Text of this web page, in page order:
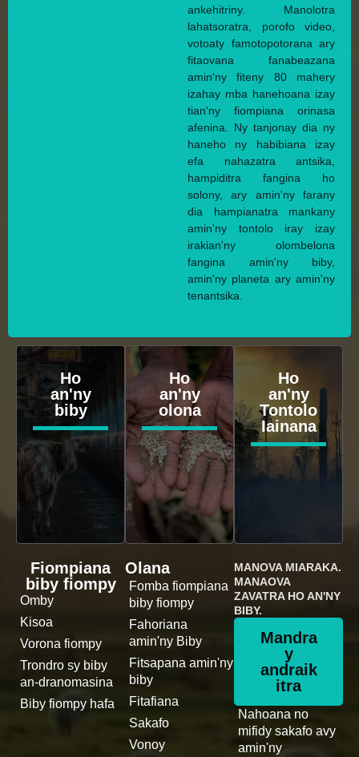
ankehitriny. Manolotra
lahatsoratra, porofo video,
votoaty famotopotorana ary
fitaovana fanabeazana
amin'ny fiteny 80 mahery
izahay mba hanehoana izay
tian'ny fiompiana orinasa
afenina. Ny tanjonay dia ny
haneho ny habibiana izay
efa nahazatra antsika,
hampiditra fangina ho
solony, ary amin'ny farany
dia hampianatra mankany
amin'ny tontolo iray izay
irakian'ny olombelona
fangina amin'ny biby,
amin'ny planeta ary amin'ny
tenantsika.
Ho
an'ny
biby
Ho
an'ny
olona
Ho
an'ny
Tontolo
Iainana
Fiompiana
biby fiompy
Omby
Kisoa
Vorona fiompy
Trondro sy biby
an-dranomasina
Biby fiompy hafa
Olana
Fomba fiompiana
biby fiompy
Fahoriana
amin'ny Biby
Fitsapana amin'ny
biby
Fitafiana
Sakafo
Vonoy
MANOVA MIARAKA.
MANAOVA
ZAVATRA HO AN'NY
BIBY.
Mandra
y
andraik
itra
Nahoana no
mifidy sakafo avy
amin'ny